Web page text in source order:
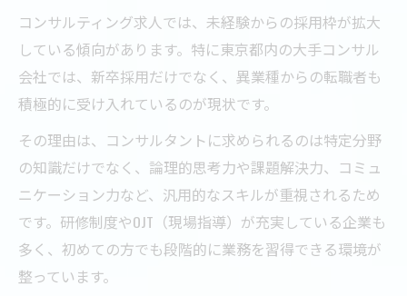
コンサルティング求人では、未経験からの採用枠が拡大
している傾向があります。特に東京都内の大手コンサル
会社では、新卒採用だけでなく、異業種からの転職者も
積極的に受け入れているのが現状です。
その理由は、コンサルタントに求められるのは特定分野
の知識だけでなく、論理的思考力や課題解決力、コミュ
ニケーション力など、汎用的なスキルが重視されるため
です。研修制度やOJT（現場指導）が充実している企業も
多く、初めての方でも段階的に業務を習得できる環境が
整っています。